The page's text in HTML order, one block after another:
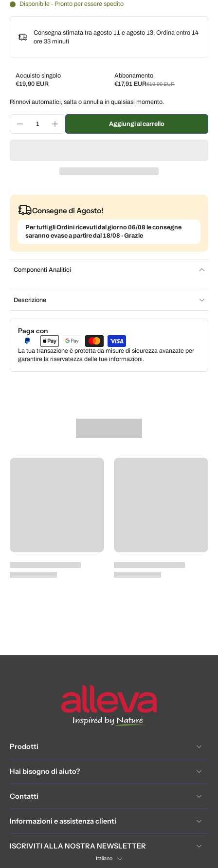
Disponibile - Pronto per essere spedito
Consegna stimata tra agosto 11 e agosto 13. Ordina entro 14
ore 33 minuti
Acquisto singolo
€19,90 EUR
Abbonamento
€17,91 EUR€19,90 EUR
Subscribe and save
Consegna ogni 3 settimane, 7% di sconto
Consegna ogni mese, 5% di sconto
€18,91 EUR
Rinnovi automatici, salta o annulla in qualsiasi momento.
Aggiungi al carrello
Consegne di Agosto!
Per tutti gli Ordini ricevuti dal giorno 06/08 le consegne
saranno evase a partire dal 18/08 - Grazie
Componenti Analitici
Descrizione
Paga con
La tua transazione è protetta da misure di sicurezza avanzate per
garantire la riservatezza delle tue informazioni.
Prodotti
Hai bisogno di aiuto?
Contatti
Informazioni e assistenza clienti
ISCRIVITI ALLA NOSTRA NEWSLETTER
Italiano